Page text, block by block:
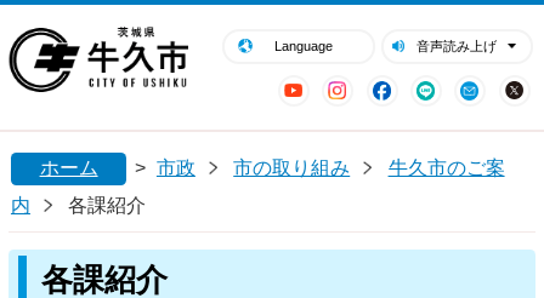
Language 音声読み上げ
YouTubeInstagram
Facebook
LINE Mail
閉じる
ホーム > 市政 市の取り組み
牛久市のご案
内
各課紹介
各課紹介